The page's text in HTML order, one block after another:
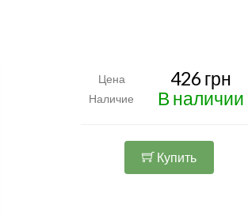
Цена 426 грн
Наличие В наличии
Купить